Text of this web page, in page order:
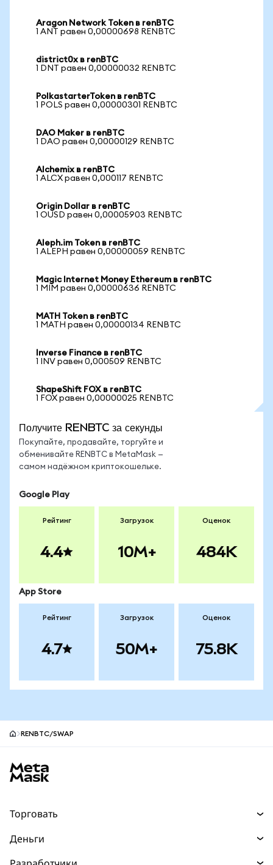
Aragon Network Token в renBTC
1 ANT равен 0,00000698 RENBTC
district0x в renBTC
1 DNT равен 0,00000032 RENBTC
PolkastarterToken в renBTC
1 POLS равен 0,00000301 RENBTC
DAO Maker в renBTC
1 DAO равен 0,00000129 RENBTC
Alchemix в renBTC
1 ALCX равен 0,000117 RENBTC
Origin Dollar в renBTC
1 OUSD равен 0,00005903 RENBTC
Aleph.im Token в renBTC
1 ALEPH равен 0,00000059 RENBTC
Magic Internet Money Ethereum в renBTC
1 MIM равен 0,00000636 RENBTC
MATH Token в renBTC
1 MATH равен 0,00000134 RENBTC
Inverse Finance в renBTC
1 INV равен 0,000509 RENBTC
ShapeShift FOX в renBTC
1 FOX равен 0,00000025 RENBTC
Получите RENBTC за секунды
Покупайте, продавайте, торгуйте и
обменивайте RENBTC в MetaMask —
самом надёжном криптокошельке.
Google Play
Рейтинг
4.4
Загрузок
10M+
Оценок
484K
App Store
Рейтинг
4.7
Загрузок
50M+
Оценок
75.8K
RENBTC/SWAP
Торговать
Деньги